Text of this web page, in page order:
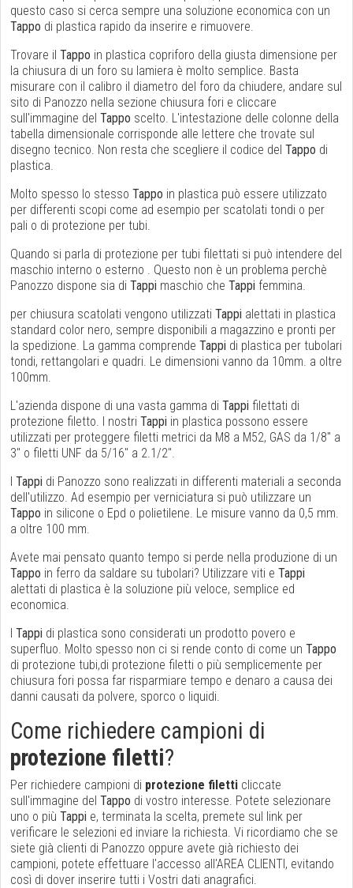
questo caso si cerca sempre una soluzione economica con un
Tappo di plastica rapido da inserire e rimuovere.
Trovare il Tappo in plastica copriforo della giusta dimensione per
la chiusura di un foro su lamiera è molto semplice. Basta
misurare con il calibro il diametro del foro da chiudere, andare sul
sito di Panozzo nella sezione chiusura fori e cliccare
sull'immagine del Tappo scelto. L'intestazione delle colonne della
tabella dimensionale corrisponde alle lettere che trovate sul
disegno tecnico. Non resta che scegliere il codice del Tappo di
plastica.
Molto spesso lo stesso Tappo in plastica può essere utilizzato
per differenti scopi come ad esempio per scatolati tondi o per
pali o di protezione per tubi.
Quando si parla di protezione per tubi filettati si può intendere del
maschio interno o esterno . Questo non è un problema perchè
Panozzo dispone sia di Tappi maschio che Tappi femmina.
per chiusura scatolati vengono utilizzati Tappi alettati in plastica
standard color nero, sempre disponibili a magazzino e pronti per
la spedizione. La gamma comprende Tappi di plastica per tubolari
tondi, rettangolari e quadri. Le dimensioni vanno da 10mm. a oltre
100mm.
L'azienda dispone di una vasta gamma di Tappi filettati di
protezione filetto. I nostri Tappi in plastica possono essere
utilizzati per proteggere filetti metrici da M8 a M52, GAS da 1/8" a
3" o filetti UNF da 5/16" a 2.1/2".
I Tappi di Panozzo sono realizzati in differenti materiali a seconda
dell'utilizzo. Ad esempio per verniciatura si può utilizzare un
Tappo in silicone o Epd o polietilene. Le misure vanno da 0,5 mm.
a oltre 100 mm.
Avete mai pensato quanto tempo si perde nella produzione di un
Tappo in ferro da saldare su tubolari? Utilizzare viti e Tappi
alettati di plastica è la soluzione più veloce, semplice ed
economica.
I Tappi di plastica sono considerati un prodotto povero e
superfluo. Molto spesso non ci si rende conto di come un Tappo
di protezione tubi,di protezione filetti o più semplicemente per
chiusura fori possa far risparmiare tempo e denaro a causa dei
danni causati da polvere, sporco o liquidi.
Come richiedere campioni di
protezione filetti?
Per richiedere campioni di protezione filetti cliccate
sull'immagine del Tappo di vostro interesse. Potete selezionare
uno o più Tappi e, terminata la scelta, premete sul link per
verificare le selezioni ed inviare la richiesta. Vi ricordiamo che se
siete già clienti di Panozzo oppure avete già richiesto dei
campioni, potete effettuare l'accesso all'AREA CLIENTI, evitando
così di dover inserire tutti i Vostri dati anagrafici.